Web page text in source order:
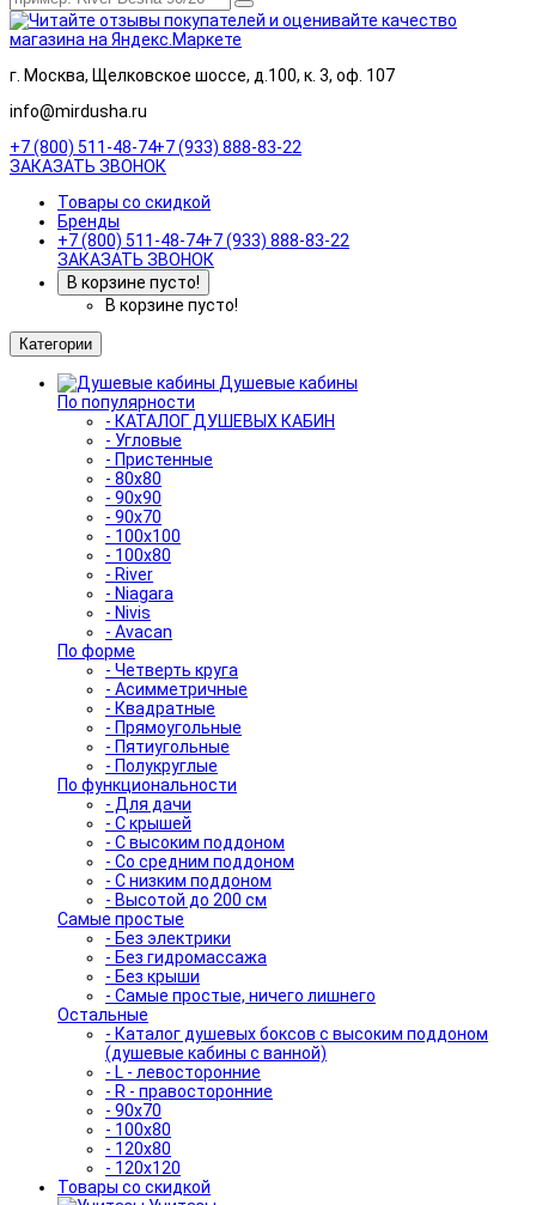
г. Москва, Щелковское шоссе, д.100, к. 3, оф. 107
info@mirdusha.ru
+7 (800) 511-48-74+7 (933) 888-83-22
ЗАКАЗАТЬ ЗВОНОК
Товары со скидкой
Бренды
+7 (800) 511-48-74+7 (933) 888-83-22
ЗАКАЗАТЬ ЗВОНОК
В корзине пусто!
В корзине пусто!
Категории
Душевые кабины
По популярности
- КАТАЛОГ ДУШЕВЫХ КАБИН
- Угловые
- Пристенные
- 80x80
- 90x90
- 90x70
- 100x100
- 100x80
- River
- Niagara
- Nivis
- Avacan
По форме
- Четверть круга
- Асимметричные
- Квадратные
- Прямоугольные
- Пятиугольные
- Полукруглые
По функциональности
- Для дачи
- С крышей
- С высоким поддоном
- Со средним поддоном
- С низким поддоном
- Высотой до 200 см
Самые простые
- Без электрики
- Без гидромассажа
- Без крыши
- Самые простые, ничего лишнего
Остальные
- Каталог душевых боксов с высоким поддоном
(душевые кабины с ванной)
- L - левосторонние
- R - правосторонние
- 90x70
- 100x80
- 120x80
- 120x120
Товары со скидкой